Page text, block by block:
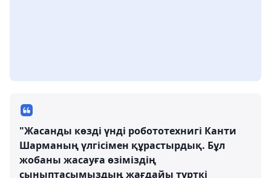
"Жасанды көзді үнді робототехнигі Канти
Шарманың үлгісімен құрастырдық. Бұл
жобаны жасауға өзіміздің
сыныптасымыздың жағдайы түрткі